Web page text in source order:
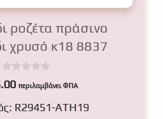
ροζέτα πράσινο
χρυσό κ18 8837
0
o
t
περιλαμβάνει ΦΠΑ
R29451-ATH19